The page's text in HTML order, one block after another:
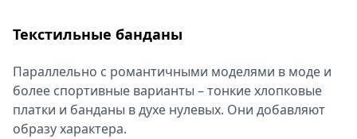
Текстильные банданы
Параллельно с романтичными моделями в моде и
более спортивные варианты – тонкие хлопковые
платки и банданы в духе нулевых. Они добавляют
образу характера.